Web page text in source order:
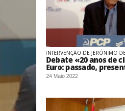
INTERVENÇÃO DE JERÓNIMO
Debate «20 anos de
Euro: passado,
24 Maio 2022